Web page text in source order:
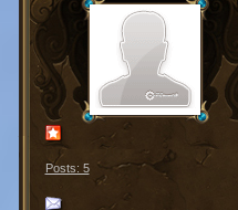
Posts: 5